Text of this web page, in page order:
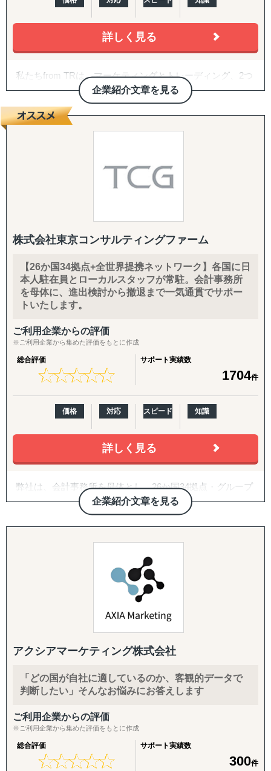
↳ インフルエンサー施策
↳ 画像・動画コンテンツ制作
『販路構築チーム』
↳ 商談向け資料制作
↳ 企業リストアップ
↳ アポイント取得
↳ 商談創出・交渉サポート
目的：海外現地で活動するために必要な土台をつくる
↳ 会社設立（登記・銀行口座）
↳ 店舗開業パッケージ（許認可・内装・採用・集客）
↳ 人材採用支援（現地スタッフ採用）
------------------------------------
詳しく見る
企業紹介文章を見る
私たちfrom TRは、マーケティングとトレーディング、2つ
のノウハウを活用し、お客様のモノづくりと販路拡大をサ
ポートいたします。
お客様の強みである”つくる力”と、私たちの強みである”伝
える力”と”届ける力”を組み合わせることで、 モノづくり
「モノづくりを、モノがたりへ。」をミッションに事業を
展開しており、海外進出のサポートにとどまらず、マーケ
トータルでサポートいたします。
株式会社東京コンサルティングファーム
【26か国34拠点+全世界提携ネットワーク】各国に日
本人駐在員とローカルスタッフが常駐。会計事務所
を母体に、進出検討から撤退まで一気通貫でサポー
トいたします。
ご利用企業からの評価
※ご利用企業から集めた評価をもとに作成
総合評価
★★★★★
★★★★★
サポート実績数
1704件
価格 対応 スピード 知識
詳しく見る
企業紹介文章を見る
弊社は、会計事務所を母体とし、26か国34拠点・グループ
従業員357名のグローバルコンサルティングファームで
2007年に日本の会計事務所として初めてインドに進出し、
20年近い海外実務の蓄積があり、実績・ノウハウも豊富に
ー・提携専門家とのネットワークを通じて、世界どこでも
対応可能な体制を構築しています。
海外進出のご相談・市場調査から、現地法人設立、海外子
会社管理、クロスボーダーM&A、事業戦略再構築、撤退ま
で、国際ビジネスのすべてのフェーズをワンストップでサ
特に、会計・税務・法務・労務・人事の専門家を各国で内
製していることが、他のコンサルティングファームにはな
い強みです。
アクシアマーケティング株式会社
「どの国が自社に適しているのか、客観的データで
判断したい」そんなお悩みにお答えします
ご利用企業からの評価
※ご利用企業から集めた評価をもとに作成
総合評価
★★★★★
★★★★★
サポート実績数
300件